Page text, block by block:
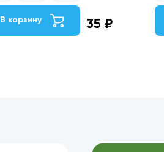
В корзину 35 ₽